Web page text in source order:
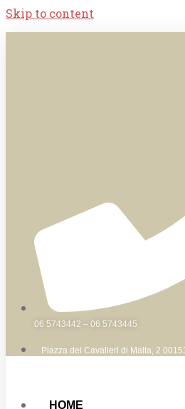
Skip to content
06 5743442 – 06 5743445
Piazza dei Cavalieri di Malta, 2
HOME